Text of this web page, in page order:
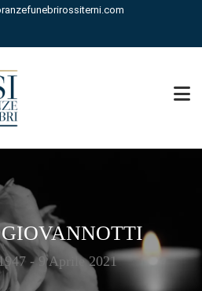
- 9 Aprile 2021